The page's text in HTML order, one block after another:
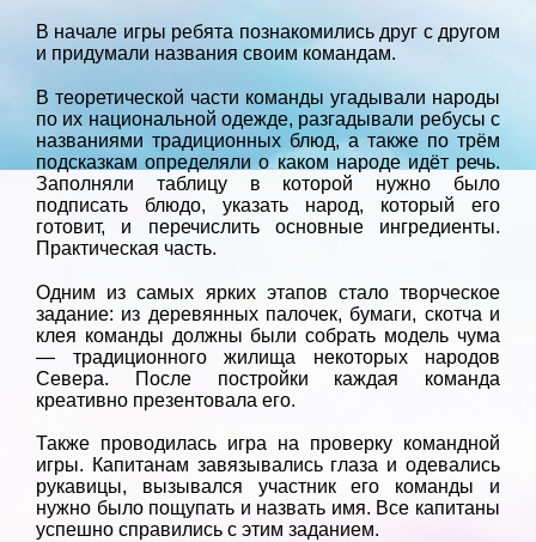
В начале игры ребята познакомились друг с другом
и придумали названия своим командам.
В теоретической части команды угадывали народы
по их национальной одежде, разгадывали ребусы с
названиями традиционных блюд, а также по трём
подсказкам определяли о каком народе идёт речь.
Заполняли таблицу в которой нужно было
подписать блюдо, указать народ, который его
готовит, и перечислить основные ингредиенты.
Практическая часть.
Одним из самых ярких этапов стало творческое
задание: из деревянных палочек, бумаги, скотча и
клея команды должны были собрать модель чума
— традиционного жилища некоторых народов
Севера. После постройки каждая команда
креативно презентовала его.
Также проводилась игра на проверку командной
игры. Капитанам завязывались глаза и одевались
рукавицы, вызывался участник его команды и
нужно было пощупать и назвать имя. Все капитаны
успешно справились с этим заданием.